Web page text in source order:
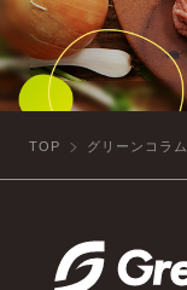
TOP グリーンコラム